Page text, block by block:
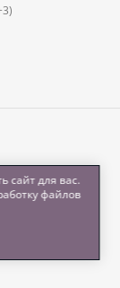
сайт для вас.
файлов